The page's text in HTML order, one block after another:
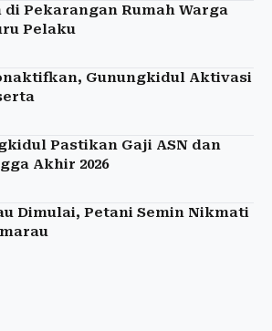
Pekarangan Rumah Warga
Pelaku
Gunungkidul Aktivasi
Pastikan Gaji ASN dan
Akhir 2026
Dimulai, Petani Semin Nikmati